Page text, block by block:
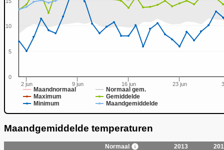
Maandnormaal
Normaal gem.
Maximum
Gemiddelde
Minimum
Maandgemiddelde
2 jun 9 jun 16 jun 23 jun
0
5
10
Maandgemiddelde temperaturen
Normaal 2013